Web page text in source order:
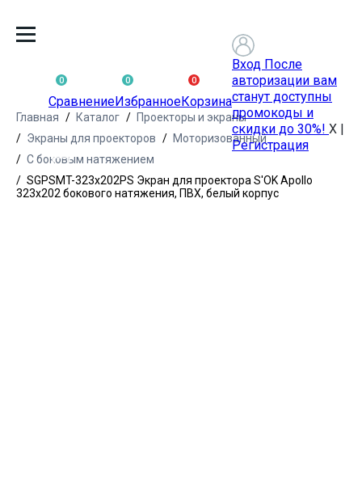
0
Сравнение
0
Избранное
0
Корзина
Вход После
авторизации вам
станут доступны
промокоды и
скидки до 30%! X |
Регистрация
Главная Каталог
Проекторы и экраны
Экраны для проекторов
Моторизованный
С боковым натяжением
SGPSMT-323x202PS Экран для проектора S'OK Apollo
323x202 бокового натяжения, ПВХ, белый корпус